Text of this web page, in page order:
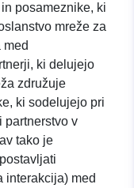
posameznike, ki
mreže za
ki delujejo
združuje
ki sodelujejo pri
partnerstvo v
tako je
interakcija) med